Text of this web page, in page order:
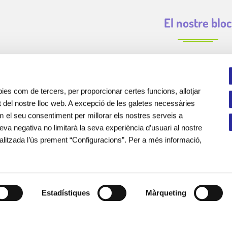
com de tercers, per proporcionar certes funcions, allotjar
nostre lloc web. A excepció de les galetes necessàries
el seu consentiment per millorar els nostres serveis a
negativa no limitarà la seva experiència d’usuari al nostre
l’ús prement “Configuracions”. Per a més informació,
Estadístiques Màrqueting
El nostre bloc